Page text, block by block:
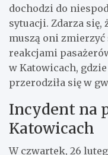
dochodzi do
sytuacji. Zdarza
muszą oni
reakcjami
w Katowicach,
przerodziła się w
Incydent na
Katowicach
W czwartek, 26